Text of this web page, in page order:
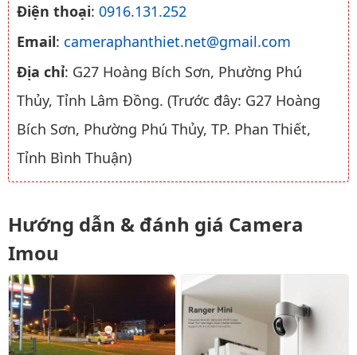
Điện thoại: 0916.131.252
Email: cameraphanthiet.net@gmail.com
Địa chỉ: G27 Hoàng Bích Sơn, Phường Phú
Thủy, Tỉnh Lâm Đồng. (Trước đây: G27 Hoàng
Bích Sơn, Phường Phú Thủy, TP. Phan Thiết,
Tỉnh Bình Thuận)
Hướng dẫn & đánh giá Camera
Imou